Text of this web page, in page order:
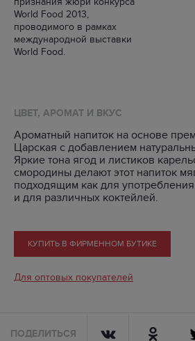
World Food 2013,
проводимого в рамках
международной выставки
World Food.
ЦВЕТ, АРОМАТ И ВКУС
Ароматный напиток на основе
Царская с добавлением
Яркие тона ягод и листиков
смородины делают этот напиток
подходящим как для
и для различных коктейлей.
КУПИТЬ В ФИРМЕННОМ БУТИКЕ
Для оптовых покупателей
ПОДЕЛИТЬСЯ